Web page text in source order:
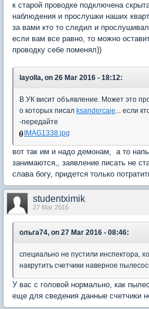
к старой проводке подключена
наблюдения и прослушки наших
за вами кто то следил и
если вам все равно, то можно
проводку себе поменял))
layolla, on 26 Mar 2016 - 18:12:
В УК висит объявление. Может это
о которых писал ksandercaje... если
-передайте
IMAG1338.jpg
вот так им и надо демонам, а то
занимаются,, заявление писать не
слава богу, придется только
studentximik
27 Mar 2016
ольга74, on 27 Mar 2016 - 08:46:
специально не пустили инспектора,
накрутить счетчики наверное
У вас с головой нормально, как
еще для сведения данные счетчики